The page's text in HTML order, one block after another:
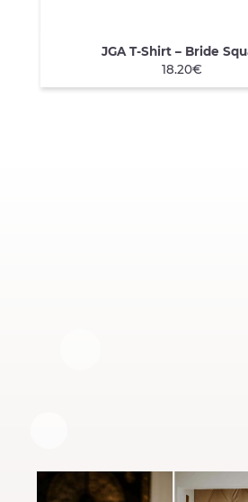
QUICK VIEW
JGA T-Shirt – Bride
18.20€